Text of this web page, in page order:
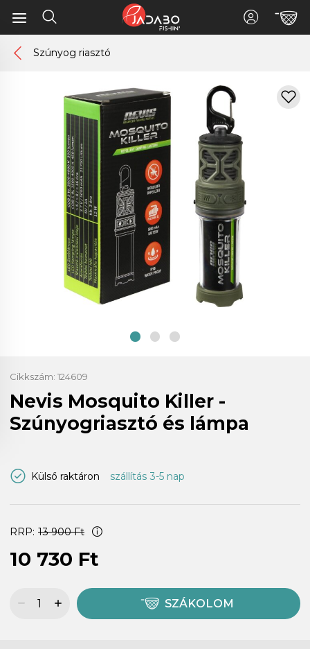
Szúnyog riasztó
Cikkszám: 124609
Nevis Mosquito Killer -
Szúnyogriasztó és lámpa
Külső raktáron szállítás 3-5 nap
RRP: 13 900 Ft
10 730 Ft
SZÁKOLOM